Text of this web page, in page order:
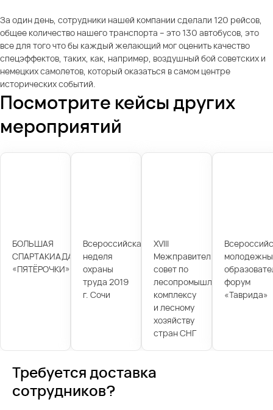
За один день, сотрудники нашей компании сделали 120 рейсов,
общее количество нашего транспорта – это 130 автобусов, это
все для того что бы каждый желающий мог оценить качество
спецэффектов, таких, как, например, воздушный бой советских и
немецких самолетов, который оказаться в самом центре
исторических событий.
Посмотрите кейсы других
мероприятий
БОЛЬШАЯ
СПАРТАКИАДА
«ПЯТЁРОЧКИ»
Всероссийская
неделя
охраны
труда 2019
г. Сочи
XVIII
Межправительственный
совет по
лесопромышленному
комплексу
и лесному
хозяйству
стран СНГ
форум
«Таврида»
Требуется доставка
сотрудников?